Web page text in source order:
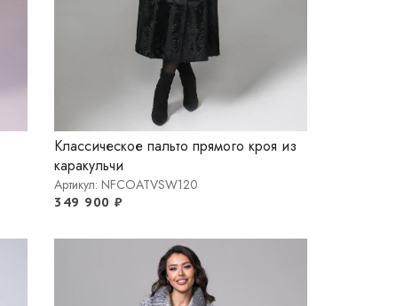
Классическое пальто прямого кроя из
каракульчи
Артикул: NFCOATVSW120
349 900 ₽